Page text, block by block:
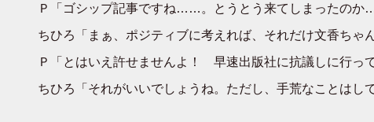
Ｐ「ゴシップ記事ですね……。とうとう来てしまったの
ちひろ「まぁ、ポジティブに考えれば、それだけ文香ち
Ｐ「とはいえ許せませんよ！ 早速出版社に抗議しに行っ
ちひろ「それがいいでしょうね。ただし、手荒なことはし